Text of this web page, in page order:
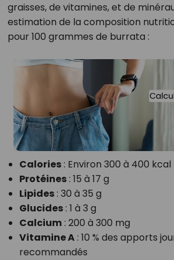
graisses, de vitamines, et de
estimation de la composition
pour 100 grammes de burrata :
Calories: Environ 300 à 400 kcal
Protéines: 15 à 17 g
Lipides: 30 à 35 g
Glucides: 1 à 3 g
Calcium: 200 à 300 mg
Vitamine A: 10 % des apports
recommandés